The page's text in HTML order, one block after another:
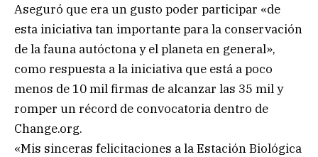
Aseguró que era un gusto poder participar «de
esta iniciativa tan importante para la conservación
de la fauna autóctona y el planeta en general»,
como respuesta a la iniciativa que está a poco
menos de 10 mil firmas de alcanzar las 35 mil y
romper un récord de convocatoria dentro de
Change.org.
«Mis sinceras felicitaciones a la Estación Biológica